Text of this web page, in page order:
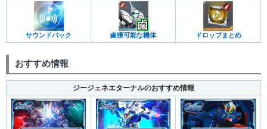
サウンドパック 鹵獲可能な機体 ドロップまとめ
おすすめ情報
ジージェネエターナルのおすすめ情報